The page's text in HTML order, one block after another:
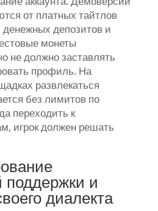
от платных тайтлов
депозитов и
монеты
не должно заставлять
профиль. На
развлекаться
без лимитов по
переходить к
игрок должен решать
поддержки и
диалекта